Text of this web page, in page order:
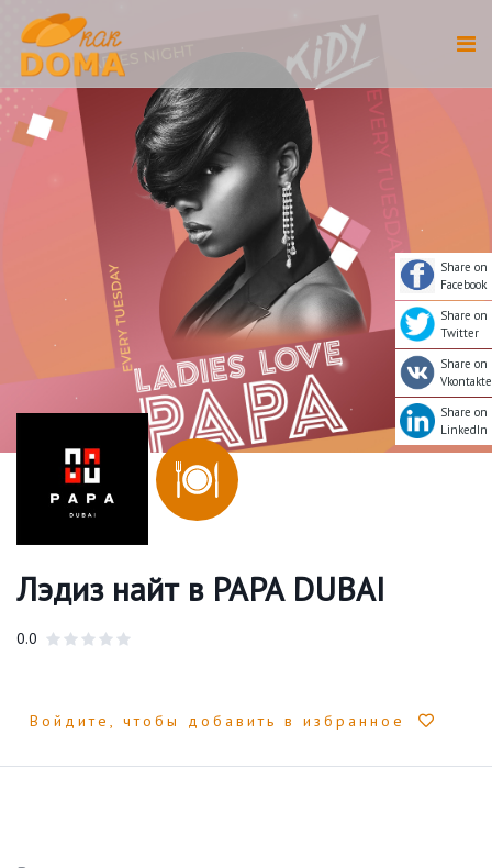
Лэдиз найт в PAPA DUBAI
0.0
Войдите, чтобы добавить в избранное
Share on
Facebook
Share on
Twitter
Share on
Vkontakte
Share on
LinkedIn